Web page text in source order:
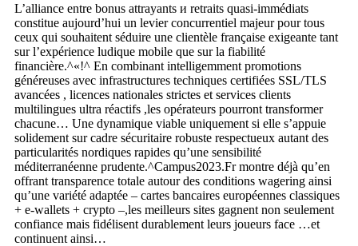
L’alliance entre bonus attrayants и retraits quasi‑immédiats
constitue aujourd’hui un levier concurrentiel majeur pour tous
ceux qui souhaitent séduire une clientèle française exigeante tant
sur l’expérience ludique mobile que sur la fiabilité
financière.^«!^ En combinant intelligemment promotions
généreuses avec infrastructures techniques certifiées SSL/TLS
avancées , licences nationales strictes et services clients
multilingues ultra réactifs ,les opérateurs pourront transformer
chacune… Une dynamique viable uniquement si elle s’appuie
solidement sur cadre sécuritaire robuste respectueux autant des
particularités nordiques rapides qu’une sensibilité
méditerranéenne prudente.^Campus2023.Fr montre déjà qu’en
offrant transparence totale autour des conditions wagering ainsi
qu’une variété adaptée – cartes bancaires européennes classiques
+ e-wallets + crypto –,les meilleurs sites gagnent non seulement
confiance mais fidélisent durablement leurs joueurs face …et
continuent ainsi…​